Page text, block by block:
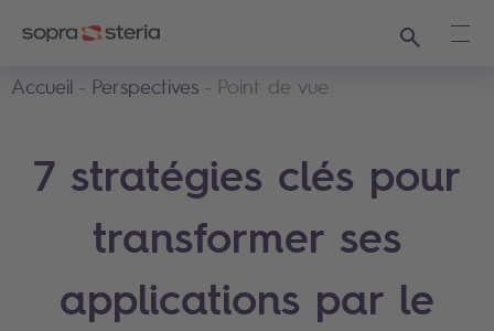
Recherche
Accueil
Perspectives Point de vue
7 stratégies clés pour
transformer ses
applications par le